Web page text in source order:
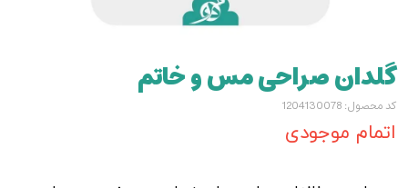
گلدان صراحی مس و خاتم
کد محصول: 1204130078
اتمام موجودی